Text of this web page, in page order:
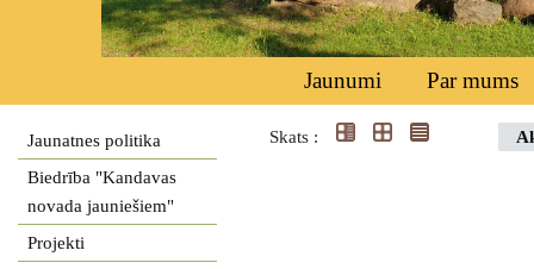
Jaunumi Par mums
Jaunatnes politika
Biedrība "Kandavas
novada jauniešiem"
Projekti
Skats :